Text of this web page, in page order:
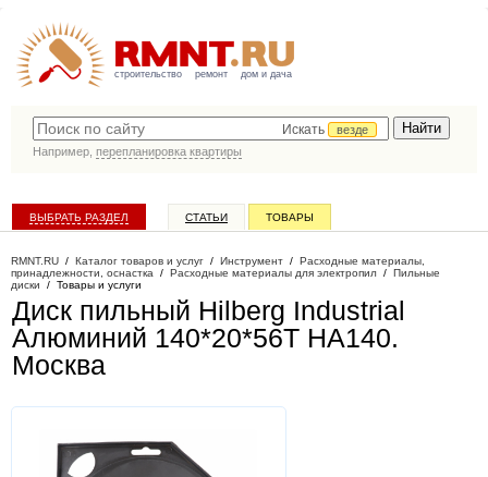
строительство ремонт дом и дача
Искать
везде
Например, перепланировка квартиры
ВЫБРАТЬ РАЗДЕЛ СТАТЬИ ТОВАРЫ
RMNT.RU / Каталог товаров и услуг / Инструмент / Расходные материалы,
принадлежности, оснастка / Расходные материалы для электропил / Пильные
диски / Товары и услуги
Диск пильный Hilberg Industrial
Алюминий 140*20*56Т HA140.
Москва